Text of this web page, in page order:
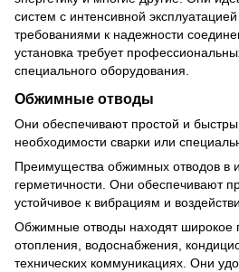
систем с интенсивной
требованиями к надежности
установка требует
специального оборудования.
Обжимные отводы
Они обеспечивают простой и
необходимости сварки или
Преимущества обжимных отводов в
герметичности. Они обеспечивают
устойчивое к вибрациям и
Обжимные отводы находят широкое
отопления, водоснабжения,
технических коммуникациях. Они